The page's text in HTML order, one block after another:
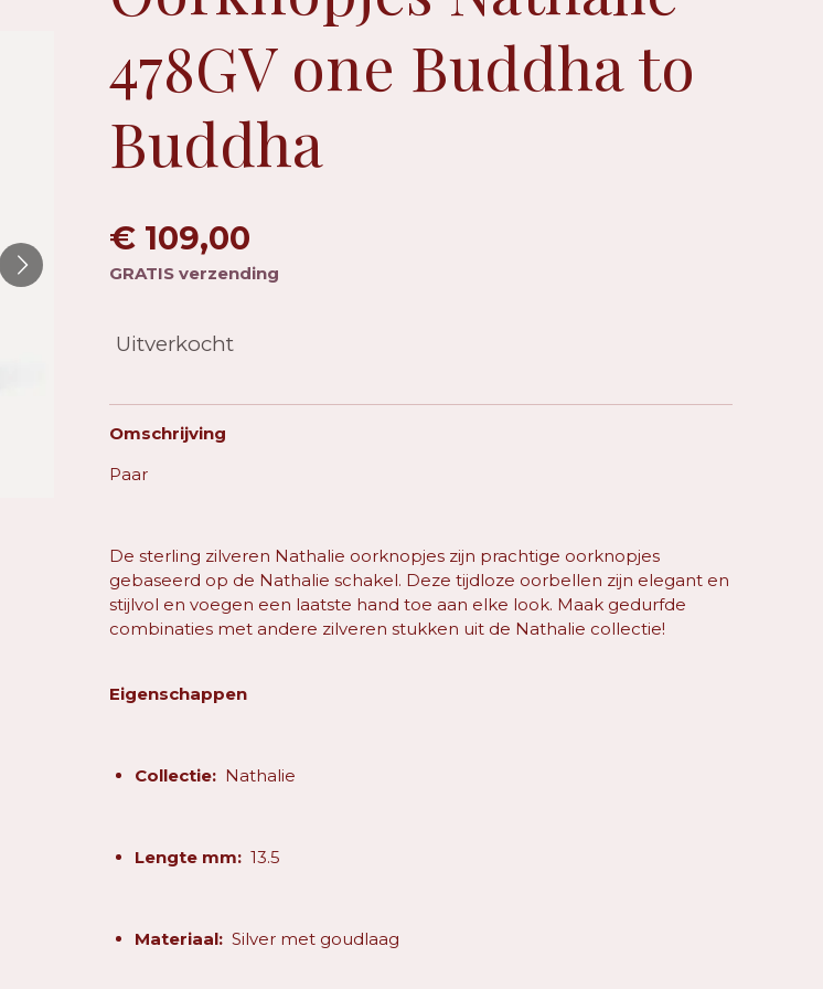
478GV one Buddha to
Buddha
€ 109,00
GRATIS verzending
Uitverkocht
Omschrijving
Paar
De sterling zilveren Nathalie oorknopjes zijn prachtige oorknopjes
gebaseerd op de Nathalie schakel. Deze tijdloze oorbellen zijn elegant en
stijlvol en voegen een laatste hand toe aan elke look. Maak gedurfde
combinaties met andere zilveren stukken uit de Nathalie collectie!
Eigenschappen
Collectie:Nathalie
Lengte mm: 13.5
Materiaal: Silver met goudlaag